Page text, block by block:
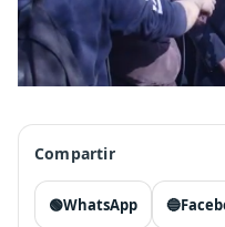
Compartir
🟢WhatsApp 🔵